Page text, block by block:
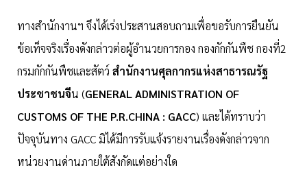
ทางสำนักงานฯ จึงได้เร่งประสานสอบถามเพื่อขอรับการยืนยัน
ข้อเท็จจริงเรื่องดังกล่าวต่อผู้อำนวยการกอง กองกักกันพืช กองที่2
กรมกักกันพืชและสัตว์ สำนักงานศุลกากรแห่งสาธารณรัฐ
ประชาชนจีน (GENERAL ADMINISTRATION OF
CUSTOMS OF THE P.R.CHINA : GACC) และได้ทราบว่า
ปัจจุบันทาง GACC มิได้มีการรับแจ้งรายงานเรื่องดังกล่าวจาก
หน่วยงานด่านภายใต้สังกัดแต่อย่างใด